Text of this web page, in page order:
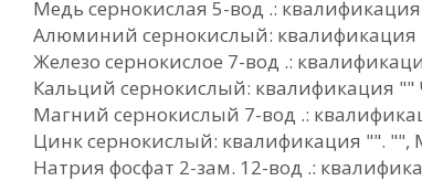
Медь сернокислая 5-вод .:
Алюминий сернокислый: квалификация
Железо сернокислое 7-вод .:
Кальций сернокислый: квалификация ""
Магний сернокислый 7-вод .:
Цинк сернокислый: квалификация "". "",
Натрия фосфат 2-зам. 12-вод .: